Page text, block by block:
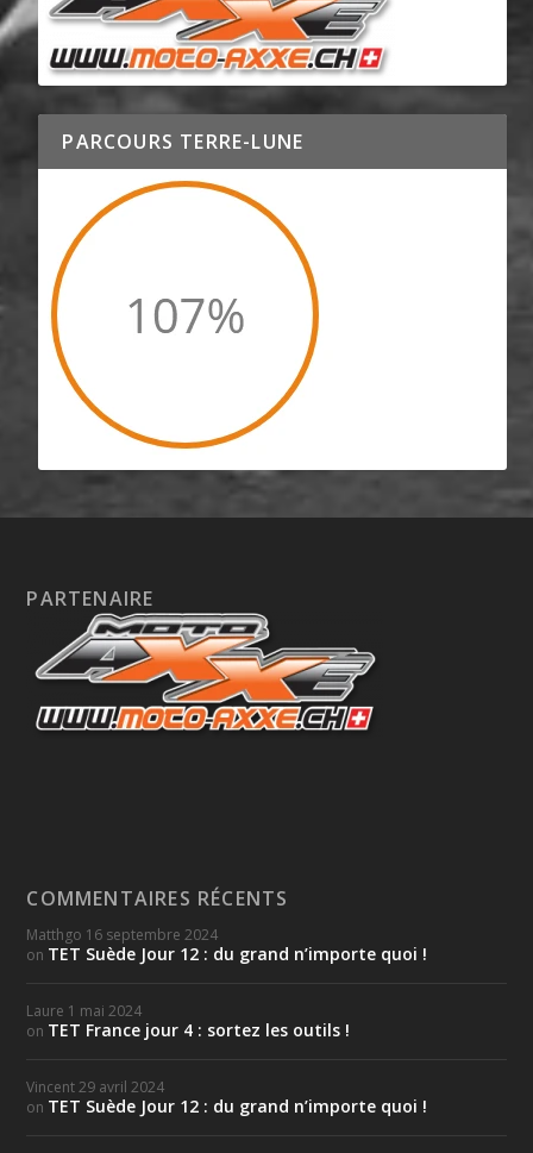
PARCOURS TERRE-LUNE
PARTENAIRE
COMMENTAIRES RÉCENTS
Matthgo 16 septembre 2024
on TET Suède Jour 12 : du grand n’importe quoi !
Laure 1 mai 2024
on TET France jour 4 : sortez les outils !
Vincent 29 avril 2024
on TET Suède Jour 12 : du grand n’importe quoi !